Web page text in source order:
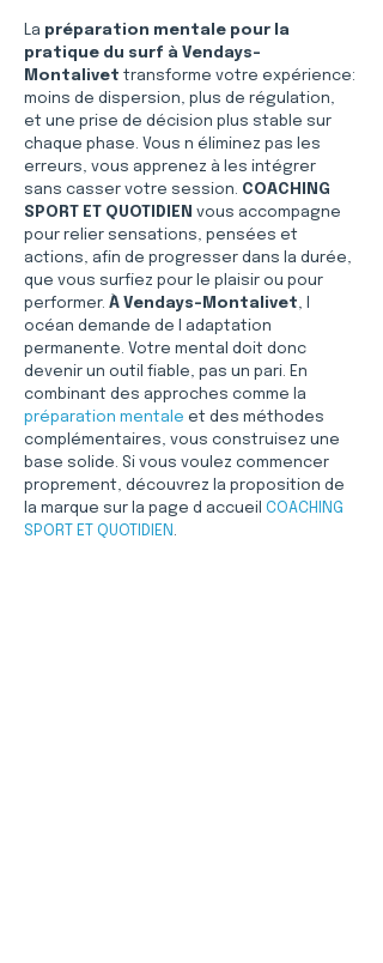
La préparation mentale pour la
pratique du surf à Vendays-
Montalivet transforme votre expérience:
moins de dispersion, plus de régulation,
et une prise de décision plus stable sur
chaque phase. Vous n éliminez pas les
erreurs, vous apprenez à les intégrer
sans casser votre session. COACHING
SPORT ET QUOTIDIEN vous accompagne
pour relier sensations, pensées et
actions, afin de progresser dans la durée,
que vous surfiez pour le plaisir ou pour
performer. À Vendays-Montalivet, l
océan demande de l adaptation
permanente. Votre mental doit donc
devenir un outil fiable, pas un pari. En
combinant des approches comme la
préparation mentale et des méthodes
complémentaires, vous construisez une
base solide. Si vous voulez commencer
proprement, découvrez la proposition de
la marque sur la page d accueil COACHING
SPORT ET QUOTIDIEN .